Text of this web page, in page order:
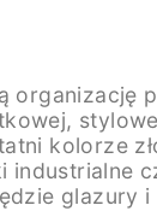
organizację
kolorze
industrialne
glazury